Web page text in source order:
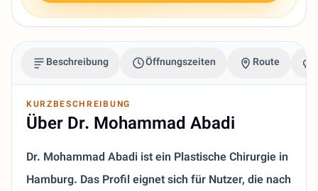
Beschreibung Öffnungszeiten Route
KURZBESCHREIBUNG
Über Dr. Mohammad Abadi
Dr. Mohammad Abadi ist ein Plastische Chirurgie in
Hamburg. Das Profil eignet sich für Nutzer, die nach